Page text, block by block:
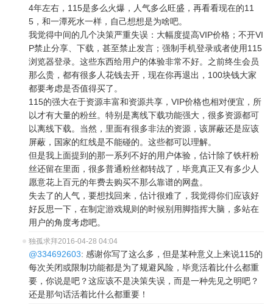
4年左右，115是多么火爆，人气多么旺盛，再看看现在的11
5，和一潭死水一样，自己想想是为啥吧。
我觉得中间的几个决策严重失误：大幅度提高VIP价格；不开VI
P禁止分享、下载，甚至禁止发言；强制手机登录或者使用115
浏览器登录。这些东西给用户的体验非常不好。之前终生会员
那么贵，都有很多人花钱去开，现在你再退出，100块钱大家
都要考虑是否值得买了。
115的强大在于资源丰富和资源共享，VIP价格也相对便宜，所
以才有大量的粉丝。特别是离线下载功能强大，很多资源都可
以离线下载。当然，里面有很多非法的资源，该屏蔽还是应该
屏蔽，国家的红线是不能碰的。这些都可以理解。
但是我上面提到的那一系列不好的用户体验，估计除了铁杆粉
丝还留在里面，很多普通粉丝都转战了，毕竟真正又有多少人
愿意花上百元的年费去购买不那么靠谱的网盘。
失去了的人气，要想找回来，估计很难了，我觉得你们应该好
好反思一下，在制定游戏规则的时候别用脚指挥大脑，多站在
用户的角度考虑吧。
独孤求拜2016-04-28 04:04
@334692603: 感谢你写了这么多，但是某种意义上来说115的
每次关闭或限制功能都是为了规避风险，毕竟活着比什么都重
要，你说是吧？这应该不是决策失误，而是一种先见之明吧？
还是那句话活着比什么都重要！